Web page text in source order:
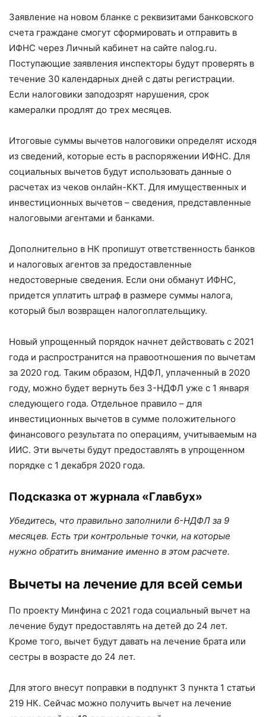
Заявление на новом бланке с реквизитами банковского
счета граждане смогут сформировать и отправить в
ИФНС через Личный кабинет на сайте nalog.ru.
Поступающие заявления инспекторы будут проверять в
течение 30 календарных дней с даты регистрации.
Если налоговики заподозрят нарушения, срок
камералки продлят до трех месяцев.
Итоговые суммы вычетов налоговики определят исходя
из сведений, которые есть в распоряжении ИФНС. Для
социальных вычетов будут использовать данные о
расчетах из чеков онлайн-ККТ. Для имущественных и
инвестиционных вычетов – сведения, представленные
налоговыми агентами и банками.
Дополнительно в НК пропишут ответственность банков
и налоговых агентов за предоставленные
недостоверные сведения. Если они обманут ИФНС,
придется уплатить штраф в размере суммы налога,
который был возвращен налогоплательщику.
Новый упрощенный порядок начнет действовать с 2021
года и распространится на правоотношения по вычетам
за 2020 год. Таким образом, НДФЛ, уплаченный в 2020
году, можно будет вернуть без 3-НДФЛ уже с 1 января
следующего года. Отдельное правило – для
инвестиционных вычетов в сумме положительного
финансового результата по операциям, учитываемым на
ИИС. Эти вычеты будут предоставлять в упрощенном
порядке с 1 декабря 2020 года.
Подсказка от журнала «Главбух»
Убедитесь, что правильно заполнили 6-НДФЛ за 9
месяцев. Есть три контрольные точки, на которые
нужно обратить внимание именно в этом расчете.
Вычеты на лечение для всей семьи
По проекту Минфина с 2021 года социальный вычет на
лечение будут предоставлять на детей до 24 лет.
Кроме того, вычет будут давать на лечение брата или
сестры в возрасте до 24 лет.
Для этого внесут поправки в подпункт 3 пункта 1 статьи
219 НК. Сейчас можно получить вычет на лечение